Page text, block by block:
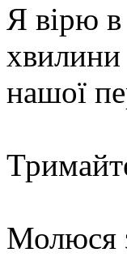
Я вірю
хвилини
нашої
Молюся